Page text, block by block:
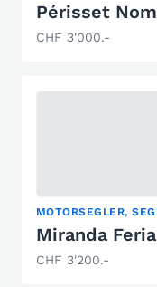
CHF 3'000.-
Miranda Feria
CHF 3'200.-